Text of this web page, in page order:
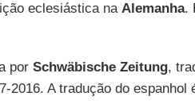
eclesiástica na Alemanha.
por Schwäbische Zeitung,
2016. A tradução do espanhol